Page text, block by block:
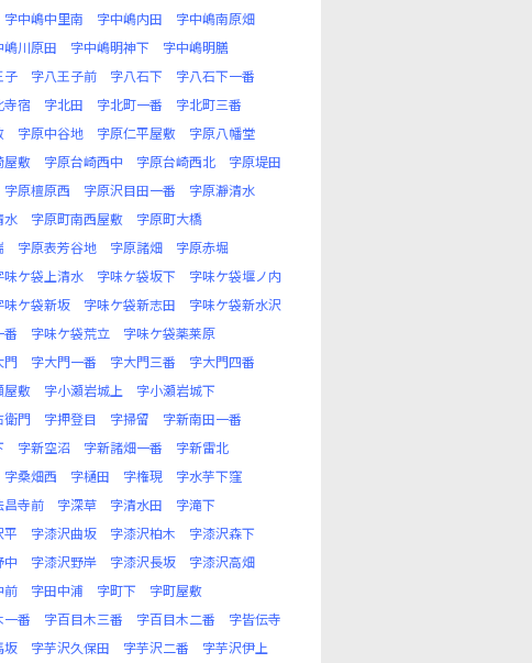
字中嶋中里南 字中嶋内田
字中嶋南原畑
嶋川原田 字中嶋明神下
字中嶋明膳
子 字八王子前 字八石下
字八石下一番
寺宿 字北田 字北町一番
字北町三番
字原中谷地 字原仁平屋敷
字原八幡堂
屋敷 字原台崎西中 字原台崎西北
字原堤田
字原檀原西 字原沢目田一番
字原瀞清水
水 字原町南西屋敷
字原町大橋
字原表芳谷地 字原諸畑
字原赤堀
味ケ袋上清水 字味ケ袋坂下
字味ケ袋堰ノ内
味ケ袋新坂 字味ケ袋新志田
字味ケ袋新水沢
番 字味ケ袋荒立
字味ケ袋薬莱原
門 字大門一番 字大門三番
字大門四番
屋敷 字小瀬岩城上
字小瀬岩城下
衛門 字押登目 字掃留
字新南田一番
字新空沼 字新諸畑一番
字新雷北
字桑畑西 字樋田 字権現
字水芋下窪
昌寺前 字深草 字清水田
字滝下
平 字漆沢曲坂 字漆沢柏木
字漆沢森下
中 字漆沢野岸 字漆沢長坂
字漆沢高畑
前 字田中浦 字町下
字町屋敷
一番 字百目木三番 字百目木二番
字皆伝寺
坂 字芋沢久保田 字芋沢二番
字芋沢伊上